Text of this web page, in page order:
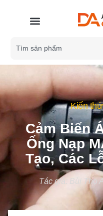
Kiến
Cảm Biến
Ống Nạp
Tạo, Các
Tác giả: Bùi Thọ